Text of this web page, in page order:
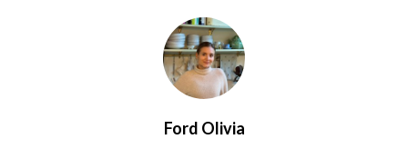
Ford Olivia